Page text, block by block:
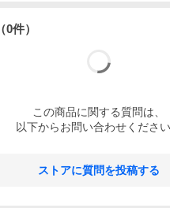
（0件）
この商品に関する質問は、
以下からお問い合わせください
ストアに質問を投稿する